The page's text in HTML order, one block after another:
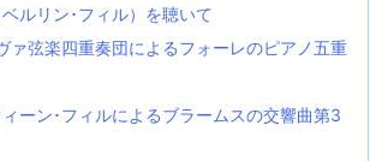
ルリン･フィル）を聴いて
ァ弦楽四重奏団によるフォーレのピアノ五重
ーン･フィルによるブラームスの交響曲第3